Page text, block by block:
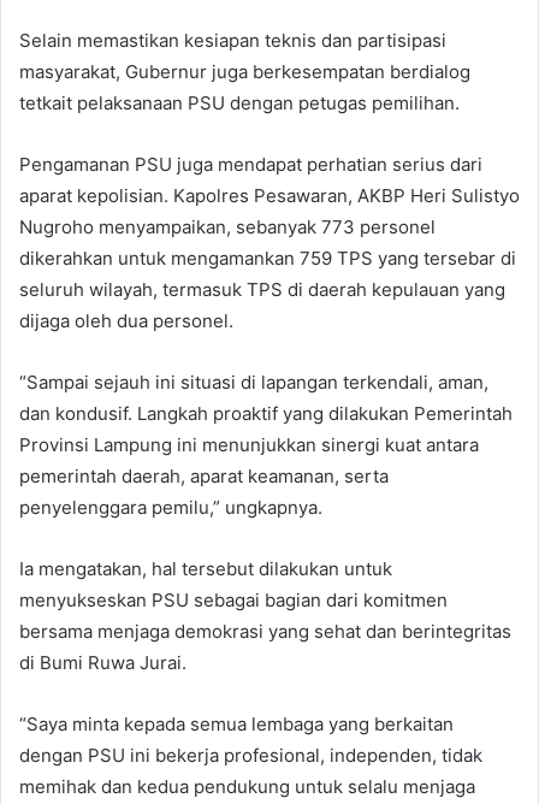
Selain memastikan kesiapan teknis dan partisipasi
masyarakat, Gubernur juga berkesempatan berdialog
tetkait pelaksanaan PSU dengan petugas pemilihan.
Pengamanan PSU juga mendapat perhatian serius dari
aparat kepolisian. Kapolres Pesawaran, AKBP Heri Sulistyo
Nugroho menyampaikan, sebanyak 773 personel
dikerahkan untuk mengamankan 759 TPS yang tersebar di
seluruh wilayah, termasuk TPS di daerah kepulauan yang
dijaga oleh dua personel.
“Sampai sejauh ini situasi di lapangan terkendali, aman,
dan kondusif. Langkah proaktif yang dilakukan Pemerintah
Provinsi Lampung ini menunjukkan sinergi kuat antara
pemerintah daerah, aparat keamanan, serta
penyelenggara pemilu,” ungkapnya.
Ia mengatakan, hal tersebut dilakukan untuk
menyukseskan PSU sebagai bagian dari komitmen
bersama menjaga demokrasi yang sehat dan berintegritas
di Bumi Ruwa Jurai.
“Saya minta kepada semua lembaga yang berkaitan
dengan PSU ini bekerja profesional, independen, tidak
memihak dan kedua pendukung untuk selalu menjaga